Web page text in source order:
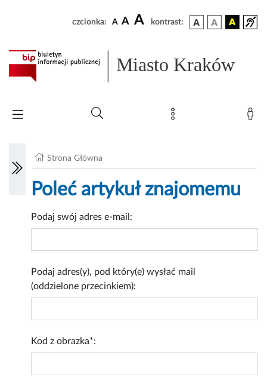
czcionka: A A A kontrast:
Miasto Kraków
Strona Główna
Poleć artykuł znajomemu
Podaj swój adres e-mail:
Podaj adres(y), pod który(e) wysłać mail
(oddzielone przecinkiem):
Kod z obrazka*: